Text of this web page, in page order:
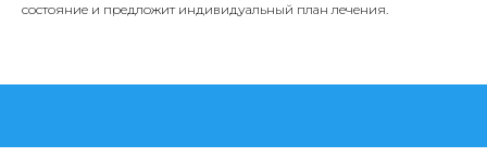
состояние и предложит индивидуальный план лечения.